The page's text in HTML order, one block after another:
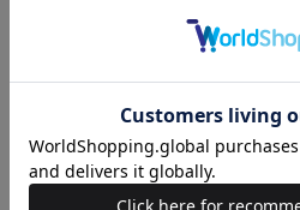
平松 可奈子(ひらまつ かなこ)
し、選抜メンバーとして、チームS
日にセレクトショップ「
春夏シーズンから「Honey
レクションを手がける。